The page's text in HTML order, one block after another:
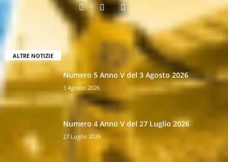
ALTRE NOTIZIE
Numero 5 Anno V del 3 Agosto 2026
3 Agosto 2026
Numero 4 Anno V del 27 Luglio 2026
27 Luglio 2026